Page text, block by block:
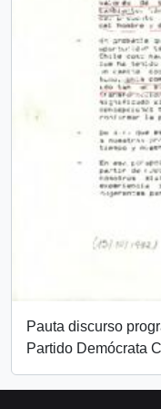
Pauta discurso
Partido Demócrata